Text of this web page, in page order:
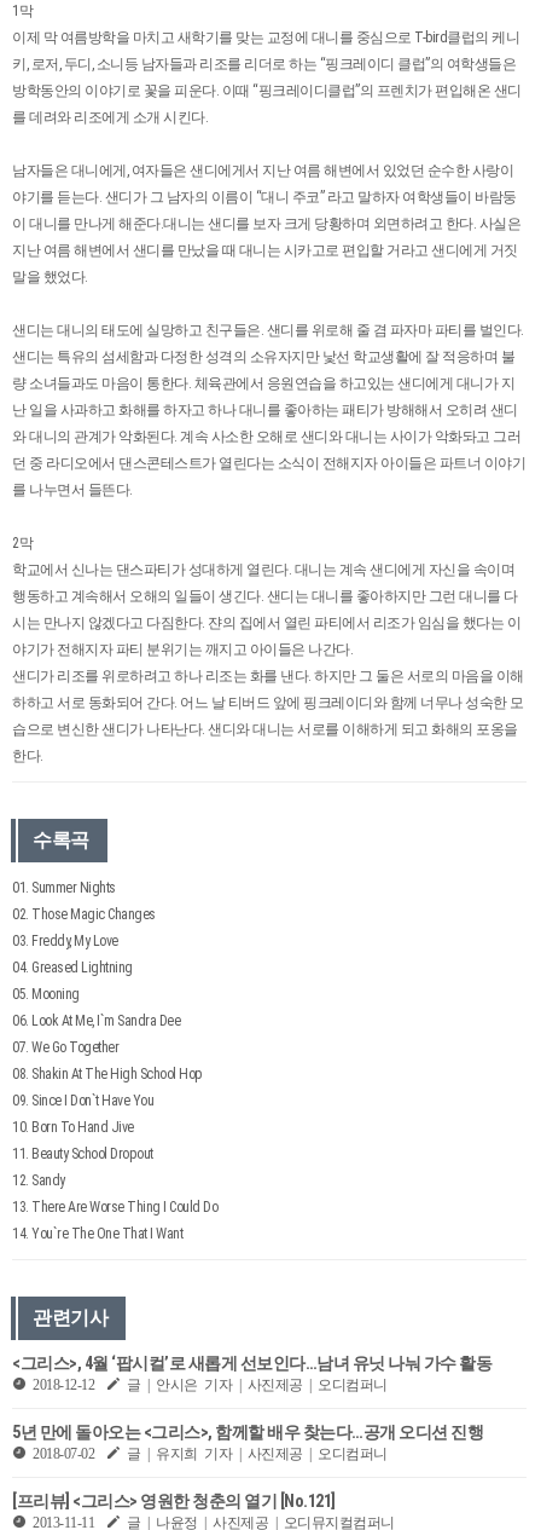
1막
이제 막 여름방학을 마치고 새학기를 맞는 교정에 대니를 중심으로 T-bird클럽의 케니
키, 로저, 두디, 소니등 남자들과 리조를 리더로 하는 “핑크레이디 클럽”의 여학생들은
방학동안의 이야기로 꽃을 피운다. 이때 “핑크레이디클럽”의 프렌치가 편입해온 샌디
를 데려와 리조에게 소개 시킨다.
남자들은 대니에게, 여자들은 샌디에게서 지난 여름 해변에서 있었던 순수한 사랑이
야기를 듣는다. 샌디가 그 남자의 이름이 “대니 주코” 라고 말하자 여학생들이 바람둥
이 대니를 만나게 해준다.대니는 샌디를 보자 크게 당황하며 외면하려고 한다. 사실은
지난 여름 해변에서 샌디를 만났을 때 대니는 시카고로 편입할 거라고 샌디에게 거짓
말을 했었다.
샌디는 대니의 태도에 실망하고 친구들은. 샌디를 위로해 줄 겸 파자마 파티를 벌인다.
샌디는 특유의 섬세함과 다정한 성격의 소유자지만 낯선 학교생활에 잘 적응하며 불
량 소녀들과도 마음이 통한다. 체육관에서 응원연습을 하고있는 샌디에게 대니가 지
난 일을 사과하고 화해를 하자고 하나 대니를 좋아하는 패티가 방해해서 오히려 샌디
와 대니의 관계가 악화된다. 계속 사소한 오해로 샌디와 대니는 사이가 악화돠고 그러
던 중 라디오에서 댄스콘테스트가 열린다는 소식이 전해지자 아이들은 파트너 이야기
를 나누면서 들뜬다.
2막
학교에서 신나는 댄스파티가 성대하게 열린다. 대니는 계속 샌디에게 자신을 속이며
행동하고 계속해서 오해의 일들이 생긴다. 샌디는 대니를 좋아하지만 그런 대니를 다
시는 만나지 않겠다고 다짐한다. 쟌의 집에서 열린 파티에서 리조가 임심을 했다는 이
야기가 전해지자 파티 분위기는 깨지고 아이들은 나간다.
샌디가 리조를 위로하려고 하나 리조는 화를 낸다. 하지만 그 둘은 서로의 마음을 이해
하하고 서로 동화되어 간다. 어느 날 티버드 앞에 핑크레이디와 함께 너무나 성숙한 모
습으로 변신한 샌디가 나타난다. 샌디와 대니는 서로를 이해하게 되고 화해의 포옹을
한다.
수록곡
01. Summer Nights
02. Those Magic Changes
03. Freddy, My Love
04. Greased Lightning
05. Mooning
06. Look At Me, I`m Sandra Dee
07. We Go Together
08. Shakin At The High School Hop
09. Since I Don`t Have You
10. Born To Hand Jive
11. Beauty School Dropout
12. Sandy
13. There Are Worse Thing I Could Do
14. You`re The One That I Want
관련기사
<그리스>, 4월 ‘팝시컬’로 새롭게 선보인다…남녀 유닛 나눠 가수 활동
2018-12-12 글 | 안시은 기자 | 사진제공 | 오디컴퍼니
5년 만에 돌아오는 <그리스>, 함께할 배우 찾는다…공개 오디션 진행
2018-07-02 글 | 유지희 기자 | 사진제공 | 오디컴퍼니
[프리뷰] <그리스> 영원한 청춘의 열기 [No.121]
2013-11-11 글 | 나윤정 | 사진제공 | 오디뮤지컬컴퍼니